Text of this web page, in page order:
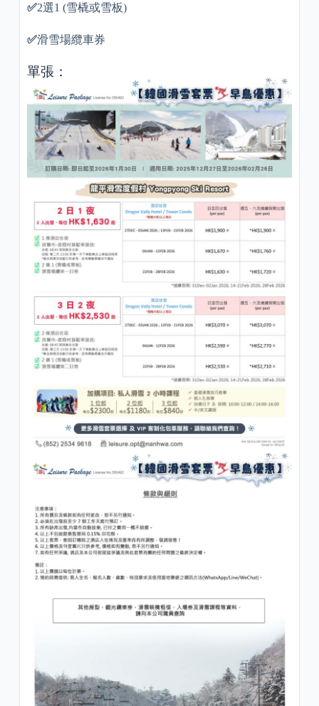
✅2選1 (雪橇或雪板)
✅滑雪場纜車券
單張：